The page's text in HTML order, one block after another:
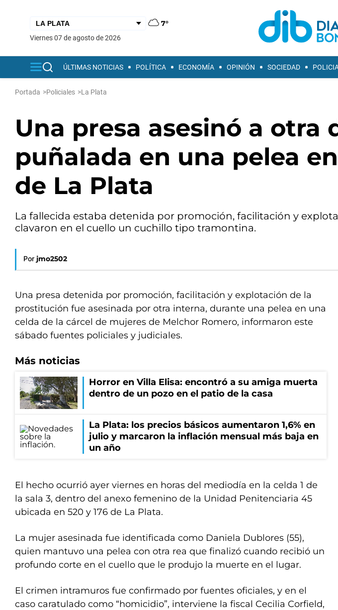
7°
viernes 07 de agosto de 2026
ÚLTIMAS NOTICIAS POLÍTICA ECONOMÍA OPINIÓN SOCIEDAD
Portada >Policiales >La Plata
Una presa asesinó a otra
puñalada en una pelea
de La Plata
La fallecida estaba detenida por promoción, facilitación y
clavaron en el cuello un cuchillo tipo tramontina.
Por jmo2502
Una presa detenida por promoción, facilitación y explotación de la
prostitución fue asesinada por otra interna, durante una pelea en una
celda de la cárcel de mujeres de Melchor Romero, informaron este
sábado fuentes policiales y judiciales.
Más noticias
Horror en Villa Elisa: encontró a su amiga muerta
dentro de un pozo en el patio de la casa
La Plata: los precios básicos aumentaron 1,6% en
julio y marcaron la inflación mensual más baja en
un año
El hecho ocurrió ayer viernes en horas del mediodía en la celda 1 de
la sala 3, dentro del anexo femenino de la Unidad Penitenciaria 45
ubicada en 520 y 176 de La Plata.
La mujer asesinada fue identificada como Daniela Dublores (55),
quien mantuvo una pelea con otra rea que finalizó cuando recibió un
profundo corte en el cuello que le produjo la muerte en el lugar.
El crimen intramuros fue confirmado por fuentes oficiales, y en el
caso caratulado como “homicidio”, interviene la fiscal Cecilia Corfield,